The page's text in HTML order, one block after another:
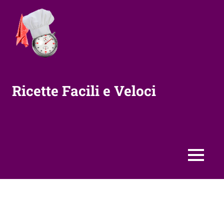
contenuto
Ricette Facili e Veloci
MENU